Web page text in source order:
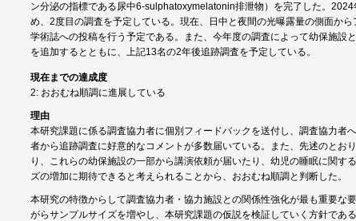
ン分泌の指標である尿中6-sulphatoxymelatonin排泄物）を完了した。
め、2度目の調査を予定している。現在、日中と夜間の光曝露量の側面か
学術誌への投稿を行う予定である。また、今年度の調査によって幼保施
を追加するとともに、上記13名の2年後追跡調査を予定している。
現在までの達成度
2: おおむね順調に進展している
理由
本研究課題に係る調査協力者に個別フィードバックを送付し、調査協力
者から追跡調査に好意的なコメントが多数届いている。また、先述のとお
り、これらの幼保施設の一部から講演依頼が届いたり、幼児の睡眠に関
ズの増加に期待できると考えられることから、おおむね順調と判断した。
本研究の特徴からして調査協力者・協力施設との関係性強化が最も重要
がらサンプルサイズを増やし、本研究課題の仮説を検証していく方針である